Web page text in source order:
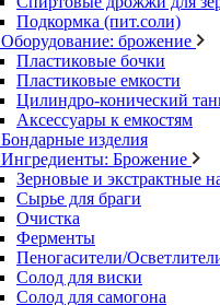
Подкормка (пит.соли)
Оборудование: брожение
Пластиковые бочки
Пластиковые емкости
Цилиндро-конический
Аксессуары к емкостям
Бондарные изделия
Ингредиенты: Брожение
Зерновые и экстрактные
Сырье для браги
Очистка
Ферменты
Пеногасители/
Солод для виски
Солод для самогона